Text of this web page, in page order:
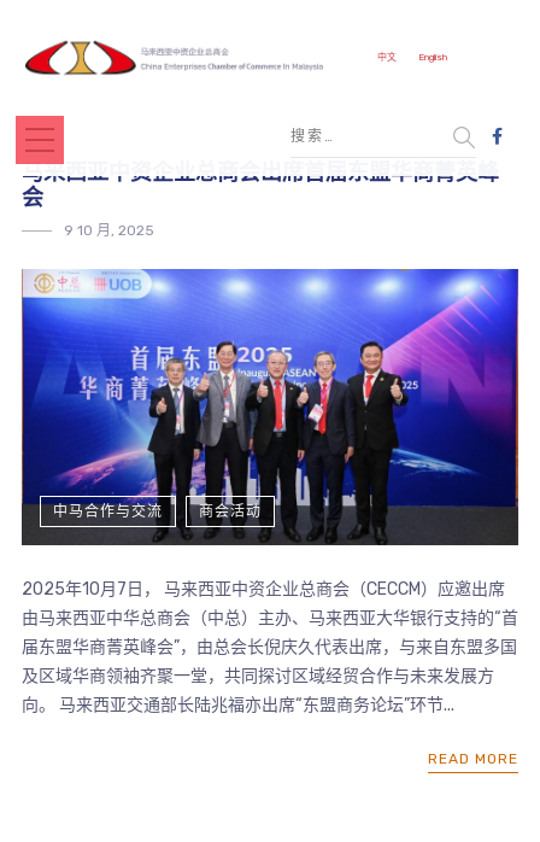
中文 English
马来西亚中资企业总商会出席首届东盟华商菁英峰
会
9 10 月, 2025
中马合作与交流 商会活动
2025年10月7日， 马来西亚中资企业总商会（CECCM）应邀出席
由马来西亚中华总商会（中总）主办、马来西亚大华银行支持的“首
届东盟华商菁英峰会”，由总会长倪庆久代表出席，与来自东盟多国
及区域华商领袖齐聚一堂，共同探讨区域经贸合作与未来发展方
向。 马来西亚交通部长陆兆福亦出席“东盟商务论坛”环节...
READ MORE